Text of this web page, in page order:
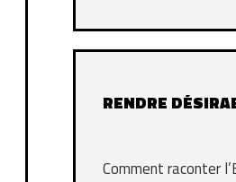
RENDRE
Comment raconter